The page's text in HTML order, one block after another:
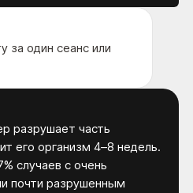
за один сеанс или
разрушает часть
его организм 4–8 недель.
случаев с очень
почти разрушенным